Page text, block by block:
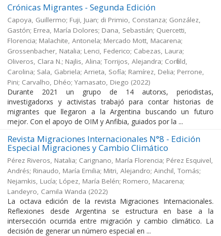
Crónicas Migrantes - Segunda Edición
Capoya, Guillermo; Fuji, Juan; di Primio, Constanza; González,
Gastón; Errea, María Dolores; Dana, Sebastián; Quercetti,
Florencia; Malachite, Antonela; Mercado Mott, Macarena;
Grossenbacher, Natalia; Lenci, Federico; Cabezas, Laura;
Oliveros, Clara N.; Najlis, Alina; Torrijos, Alejandra; Corfield,
Carolina; Sala, Gabriela; Arrieta, Sofía; Ramírez, Delia; Perrone,
Pini; Carvalho, Dhéo; Yamasato, Diego (2022)
Durante 2021 un grupo de 14 autorxs, periodistas,
investigadorxs y activistas trabajó para contar historias de
migrantes que llegaron a la Argentina buscando un futuro
mejor. Con el apoyo de OIM y Anfibia, guiados por la ...
Revista Migraciones Internacionales N°8 - Edición
Especial Migraciones y Cambio Climático
Pérez Riveros, Natalia; Carignano, María Florencia; Pérez Esquivel,
Andrés; Rinaudo, María Emilia; Mitri, Alejandro; Ainchil, Tomás;
Nejamkis, Lucía; López, María Belén; Romero, Macarena;
Landeyro, Camila Wanda (2022)
La octava edición de la revista Migraciones Internacionales.
Reflexiones desde Argentina se estructura en base a la
intersección ocurrida entre migración y cambio climático. La
decisión de generar un número especial en ...